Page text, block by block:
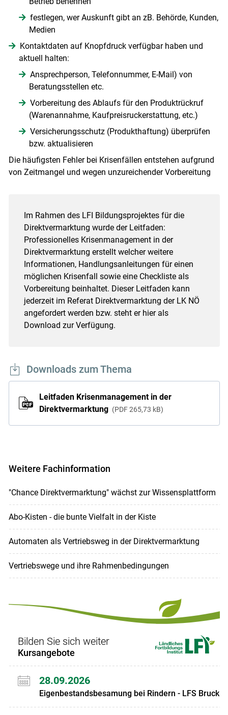
festlegen, wer Auskunft gibt an zB. Behörde, Kunden,
Medien
Kontaktdaten auf Knopfdruck verfügbar haben und
aktuell halten:
Ansprechperson, Telefonnummer, E-Mail) von
Beratungsstellen etc.
Vorbereitung des Ablaufs für den Produktrückruf
(Warenannahme, Kaufpreisruckerstattung, etc.)
Versicherungsschutz (Produkthaftung) überprüfen
bzw. aktualisieren
Die häufigsten Fehler bei Krisenfällen entstehen aufgrund
von Zeitmangel und wegen unzureichender Vorbereitung
Im Rahmen des LFI Bildungsprojektes für die
Direktvermarktung wurde der Leitfaden:
Professionelles Krisenmanagement in der
Direktvermarktung erstellt welcher weitere
Informationen, Handlungsanleitungen für einen
möglichen Krisenfall sowie eine Checkliste als
Vorbereitung beinhaltet. Dieser Leitfaden kann
jederzeit im Referat Direktvermarktung der LK NÖ
angefordert werden bzw. steht er hier als
Download zur Verfügung.
Downloads zum Thema
Leitfaden Krisenmanagement in der
Direktvermarktung
PDF 265,73 kB
Weitere Fachinformation
"Chance Direktvermarktung" wächst zur Wissensplattform
Abo-Kisten - die bunte Vielfalt in der Kiste
Automaten als Vertriebsweg in der Direktvermarktung
Vertriebswege und ihre Rahmenbedingungen
Bilden Sie sich weiter
Kursangebote
28.09.2026
Eigenbestandsbesamung bei Rindern - LFS Bruck